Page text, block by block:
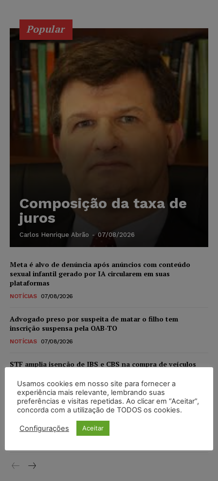
Popular
Composição da taxa de
juros
Carlos Henrique Abrão - 07/08/2026
Meta é alvo de denúncia após anúncios com conteúdo
sexual infantil gerado por IA circularem em suas
plataformas
NOTÍCIAS 07/08/2026
Advogado preso por suspeita de matar o filho tem
inscrição suspensa pela OAB-TO
NOTÍCIAS 07/08/2026
STF amplia isenção de IBS e CBS na compra de veículos
níveis
DIREITO TRIBUTÁRIO 07/08/2026
Justiça do Trabalho mantém justa causa de empregado que
vendia canetas emagrecedoras no local de trabalho
Usamos cookies em nosso site para fornecer a
experiência mais relevante, lembrando suas
preferências e visitas repetidas. Ao clicar em “Aceitar”,
concorda com a utilização de TODOS os cookies.
Configurações Aceitar